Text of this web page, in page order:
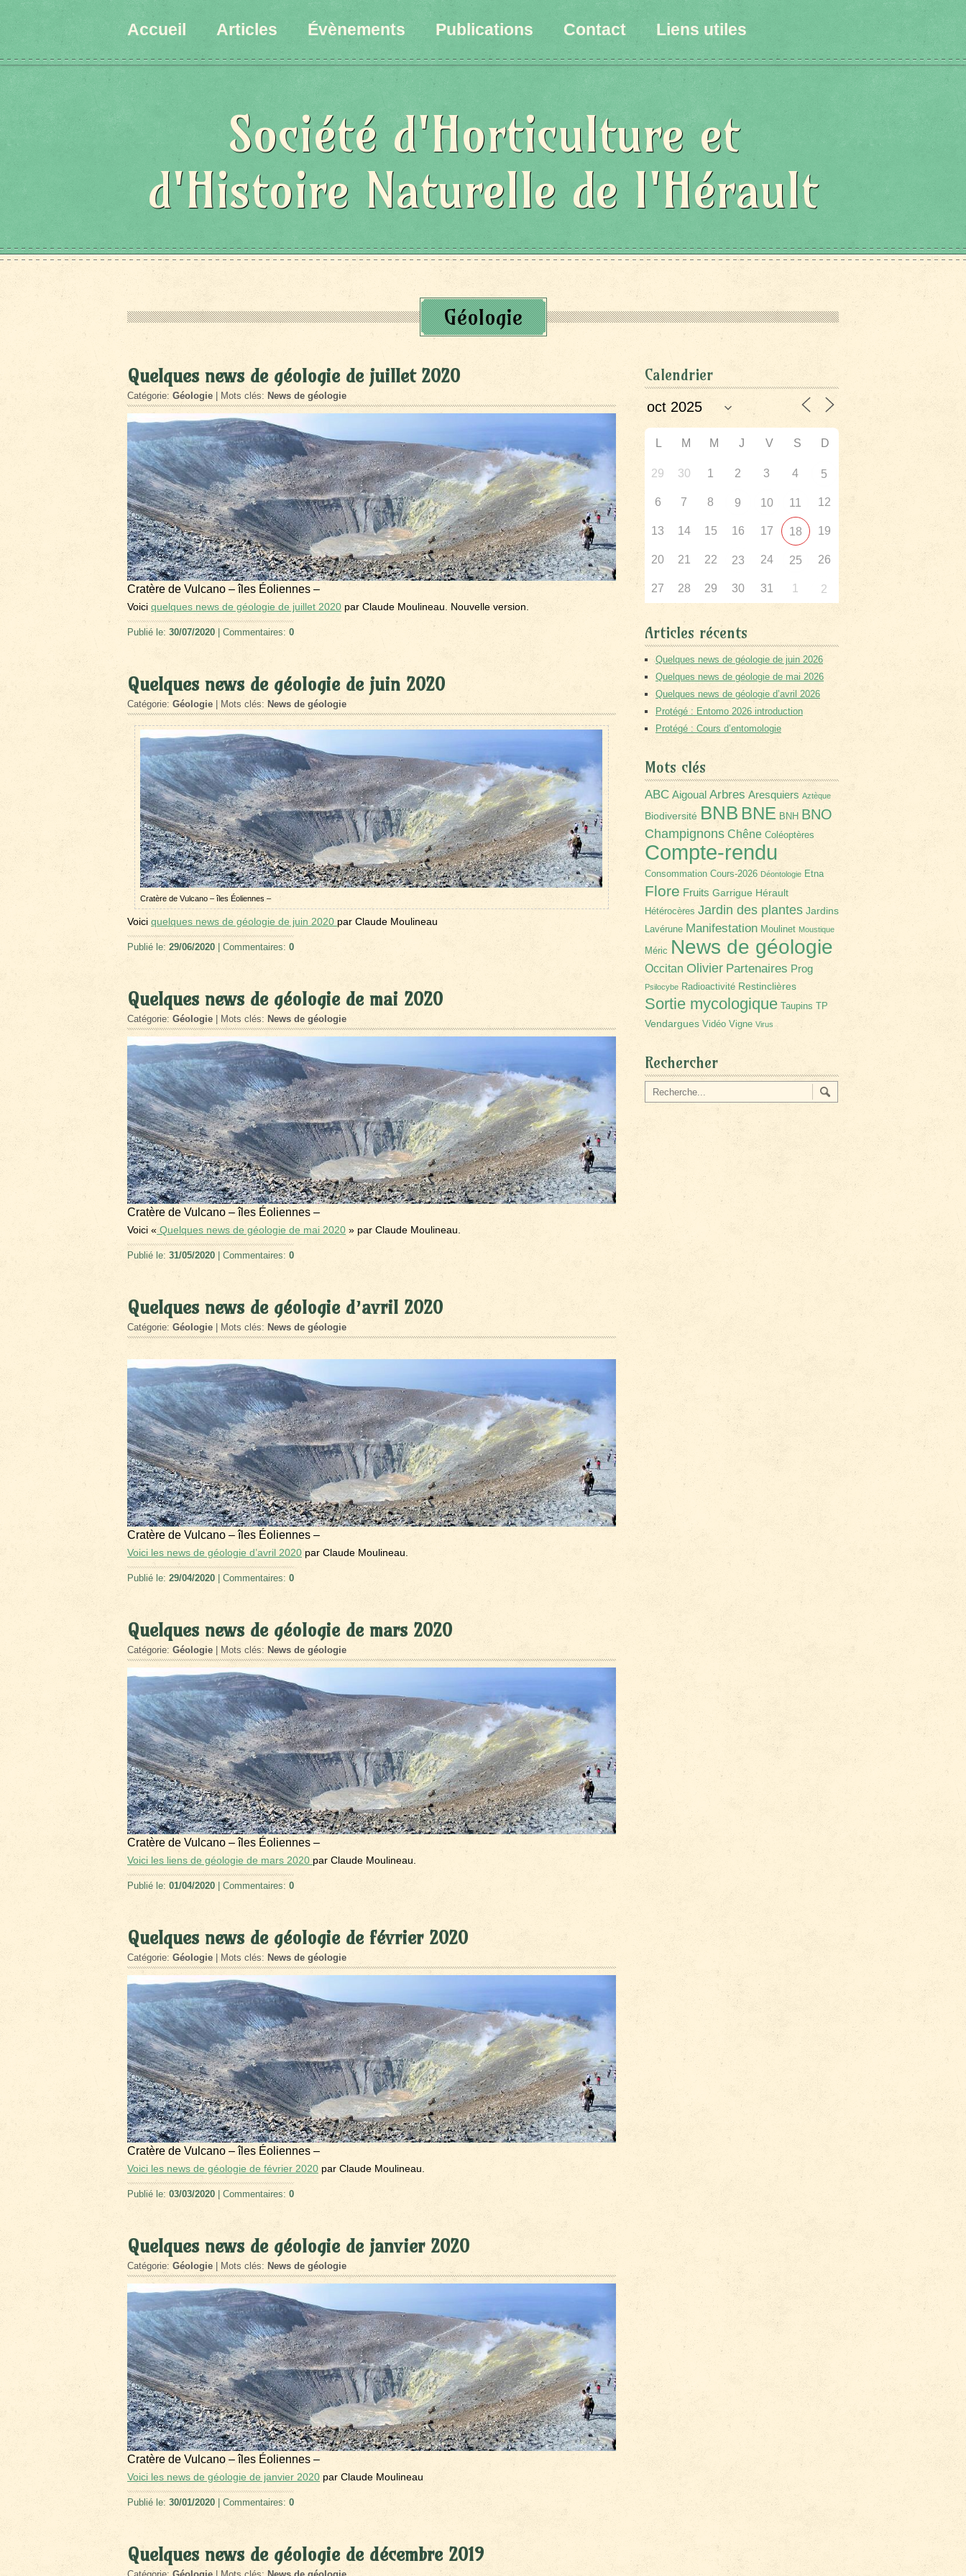
Accueil Articles Évènements Publications Contact Liens utiles
Société d'Horticulture et
d'Histoire Naturelle de l'Hérault
Géologie
Quelques news de géologie de juillet 2020
Catégorie: Géologie | Mots clés: News de géologie
Cratère de Vulcano – îles Éoliennes –
Voici quelques news de géologie de juillet 2020 par Claude Moulineau. Nouvelle version.
Publié le: 30/07/2020 | Commentaires: 0
Quelques news de géologie de juin 2020
Catégorie: Géologie | Mots clés: News de géologie
Cratère de Vulcano – îles Éoliennes –
Voici quelques news de géologie de juin 2020 par Claude Moulineau
Publié le: 29/06/2020 | Commentaires: 0
Quelques news de géologie de mai 2020
Catégorie: Géologie | Mots clés: News de géologie
Cratère de Vulcano – îles Éoliennes –
Voici « Quelques news de géologie de mai 2020 » par Claude Moulineau.
Publié le: 31/05/2020 | Commentaires: 0
Quelques news de géologie d’avril 2020
Catégorie: Géologie | Mots clés: News de géologie
Cratère de Vulcano – îles Éoliennes –
Voici les news de géologie d’avril 2020 par Claude Moulineau.
Publié le: 29/04/2020 | Commentaires: 0
Quelques news de géologie de mars 2020
Catégorie: Géologie | Mots clés: News de géologie
Cratère de Vulcano – îles Éoliennes –
Voici les liens de géologie de mars 2020 par Claude Moulineau.
Publié le: 01/04/2020 | Commentaires: 0
Quelques news de géologie de février 2020
Catégorie: Géologie | Mots clés: News de géologie
Cratère de Vulcano – îles Éoliennes –
Voici les news de géologie de février 2020 par Claude Moulineau.
Publié le: 03/03/2020 | Commentaires: 0
Quelques news de géologie de janvier 2020
Catégorie: Géologie | Mots clés: News de géologie
Cratère de Vulcano – îles Éoliennes –
Voici les news de géologie de janvier 2020 par Claude Moulineau
Publié le: 30/01/2020 | Commentaires: 0
Quelques news de géologie de décembre 2019
Calendrier
L M M J V S D
29 30 1 2 3 4 5
6 7 8 9 10 11 12
13 14 15 16 17 18 19
20 21 22 23 24 25 26
27 28 29 30 31 1 2
Articles récents
Quelques news de géologie de juin 2026
Quelques news de géologie de mai 2026
Quelques news de géologie d’avril 2026
Protégé : Entomo 2026 introduction
Protégé : Cours d’entomologie
Mots clés
ABC Aigoual Arbres Aresquiers Aztèque
Biodiversité BNB BNE BNH BNO
Champignons Chêne Coléoptères
Compte-rendu
Consommation Cours-2026 Déontologie Etna
Flore Fruits Garrigue Hérault
Hétérocères Jardin des plantes Jardins
Lavérune Manifestation Moulinet Moustique
Méric News de géologie
Occitan Olivier Partenaires Prog
Psilocybe Radioactivité Restinclières
Sortie mycologique Taupins TP
Vendargues Vidéo Vigne Virus
Rechercher